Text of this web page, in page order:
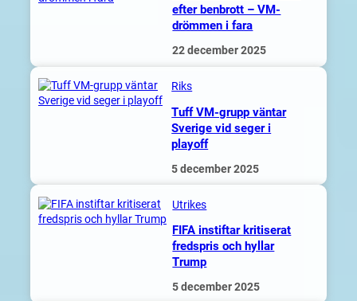
efter benbrott – VM-
drömmen i fara
22 december 2025
Riks
Tuff VM-grupp väntar
Sverige vid seger i
playoff
5 december 2025
Utrikes
FIFA instiftar kritiserat
fredspris och hyllar
Trump
5 december 2025